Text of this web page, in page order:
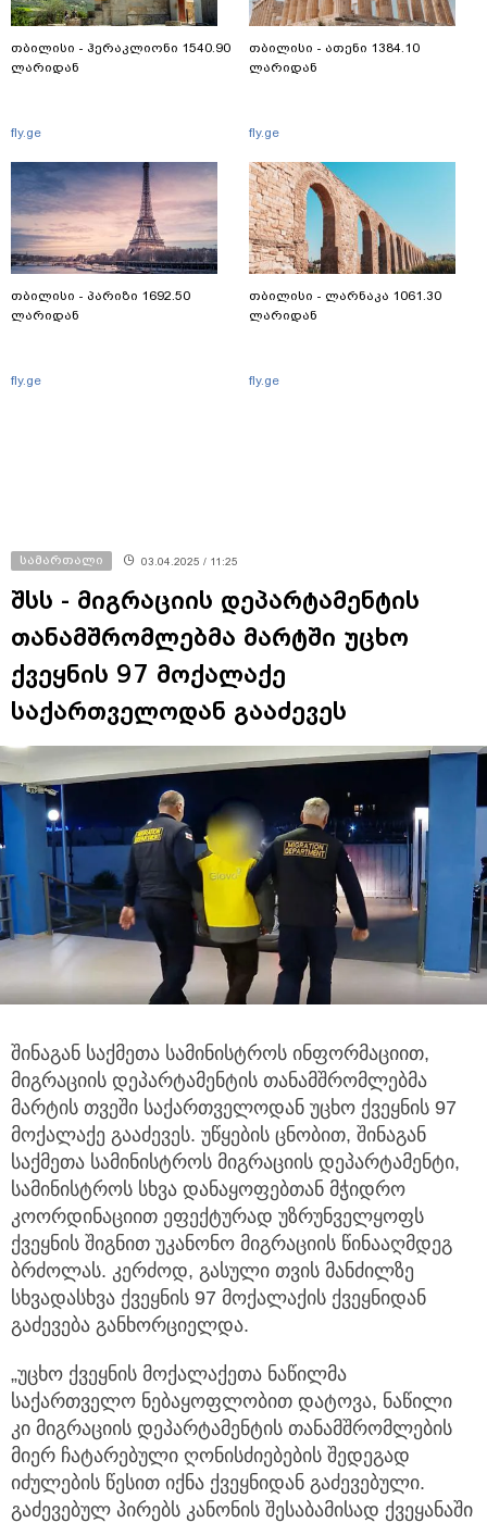
თბილისი - ჰერაკლიონი 1540.90
ლარიდან
fly.ge
თბილისი - პარიზი 1692.50
ლარიდან
fly.ge
თბილისი - ათენი 1384.10
ლარიდან
fly.ge
თბილისი - ლარნაკა 1061.30
ლარიდან
fly.ge
სამართალი 03.04.2025 / 11:25
შსს - მიგრაციის დეპარტამენტის
თანამშრომლებმა მარტში უცხო
ქვეყნის 97 მოქალაქე
საქართველოდან გააძევეს
შინაგან საქმეთა სამინისტროს ინფორმაციით,
მიგრაციის დეპარტამენტის თანამშრომლებმა
მარტის თვეში საქართველოდან უცხო ქვეყნის 97
მოქალაქე გააძევეს. უწყების ცნობით, შინაგან
საქმეთა სამინისტროს მიგრაციის დეპარტამენტი,
სამინისტროს სხვა დანაყოფებთან მჭიდრო
კოორდინაციით ეფექტურად უზრუნველყოფს
ქვეყნის შიგნით უკანონო მიგრაციის წინააღმდეგ
ბრძოლას. კერძოდ, გასული თვის მანძილზე
სხვადასხვა ქვეყნის 97 მოქალაქის ქვეყნიდან
გაძევება განხორციელდა.
„უცხო ქვეყნის მოქალაქეთა ნაწილმა
საქართველო ნებაყოფლობით დატოვა, ნაწილი
კი მიგრაციის დეპარტამენტის თანამშრომლების
მიერ ჩატარებული ღონისძიებების შედეგად
იძულების წესით იქნა ქვეყნიდან გაძევებული.
გაძევებულ პირებს კანონის შესაბამისად ქვეყანაში